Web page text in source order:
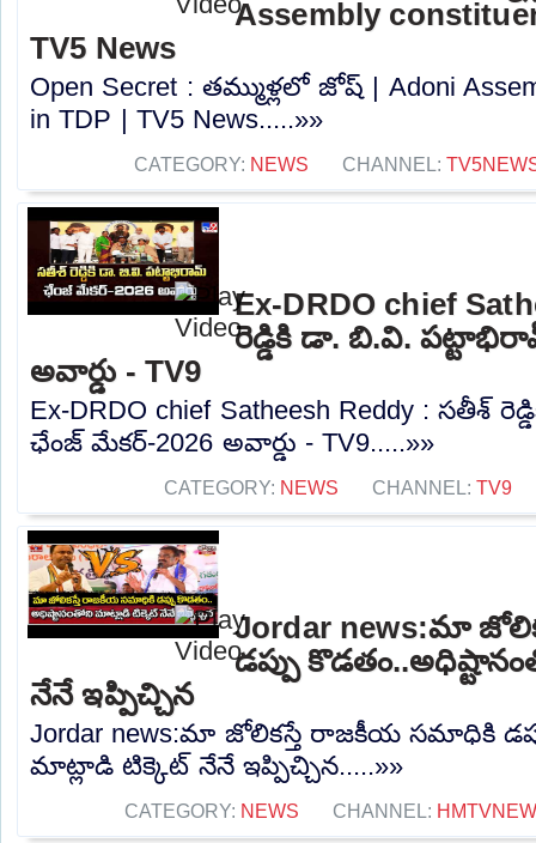
Assembly
TV5 News
Open Secret : తమ్ముళ్లలో జోష్ | Adoni
in TDP | TV5 News.....»»
CATEGORY: NEWS CHANNEL:
Ex-DRDO chief
రెడ్డికి డా. బి.వి.
అవార్డు - TV9
Ex-DRDO chief Satheesh Reddy : సతీశ్
ఛేంజ్ మేకర్-2026 అవార్డు - TV9.....»»
CATEGORY: NEWS CHANNEL: TV9
Jordar news:మా
డప్పు
నేనే ఇప్పిచ్చిన
Jordar news:మా జోలికస్తే రాజకీయ సమాధికి
మాట్లాడి టిక్కెట్ నేనే ఇప్పిచ్చిన.....»»
CATEGORY: NEWS CHANNEL: